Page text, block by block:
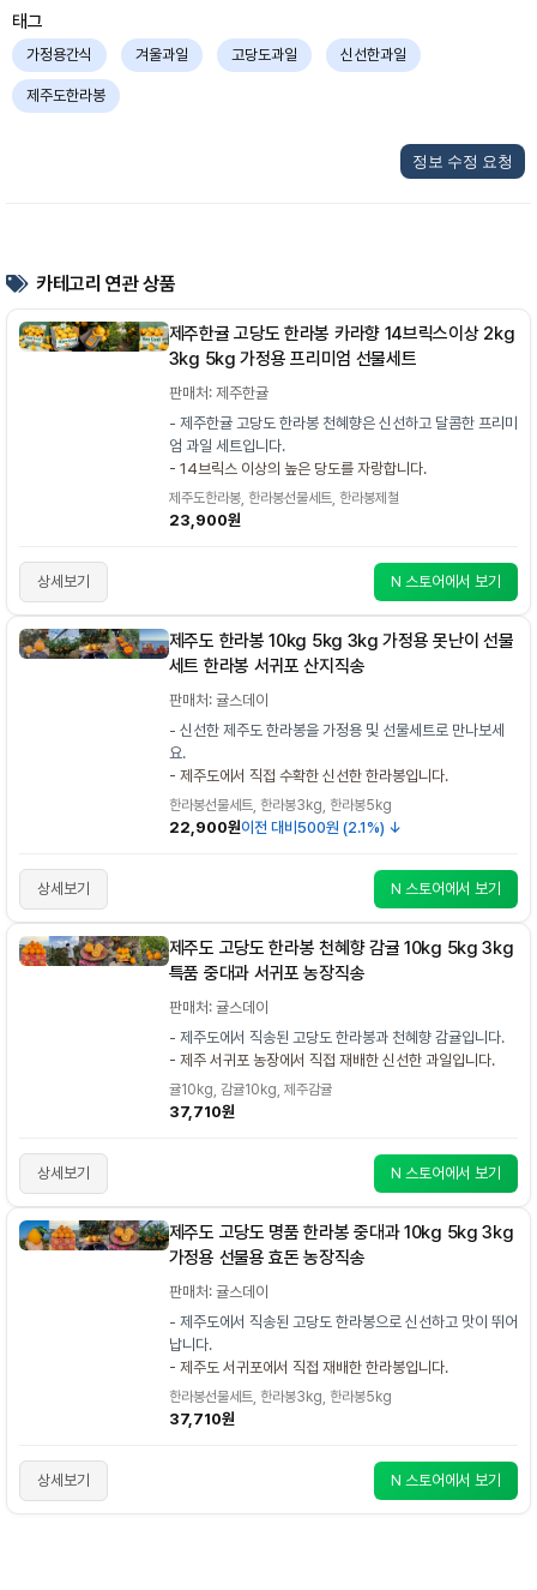
태그
가정용간식 겨울과일 고당도과일 신선한과일
제주도한라봉
정보 수정 요청
카테고리 연관 상품
제주한귤 고당도 한라봉 카라향 14브릭스이상 2kg
3kg 5kg 가정용 프리미엄 선물세트
판매처: 제주한귤
- 제주한귤 고당도 한라봉 천혜향은 신선하고 달콤한 프리미
엄 과일 세트입니다.
- 14브릭스 이상의 높은 당도를 자랑합니다.
제주도한라봉, 한라봉선물세트, 한라봉제철
23,900원
상세보기 N 스토어에서 보기
제주도 한라봉 10kg 5kg 3kg 가정용 못난이 선물
세트 한라봉 서귀포 산지직송
판매처: 귤스데이
- 신선한 제주도 한라봉을 가정용 및 선물세트로 만나보세
요.
- 제주도에서 직접 수확한 신선한 한라봉입니다.
한라봉선물세트, 한라봉3kg, 한라봉5kg
22,900원이전 대비 500원 (2.1%) ↓
상세보기 N 스토어에서 보기
제주도 고당도 한라봉 천혜향 감귤 10kg 5kg 3kg
특품 중대과 서귀포 농장직송
판매처: 귤스데이
- 제주도에서 직송된 고당도 한라봉과 천혜향 감귤입니다.
- 제주 서귀포 농장에서 직접 재배한 신선한 과일입니다.
귤10kg, 감귤10kg, 제주감귤
37,710원
상세보기 N 스토어에서 보기
제주도 고당도 명품 한라봉 중대과 10kg 5kg 3kg
가정용 선물용 효돈 농장직송
판매처: 귤스데이
- 제주도에서 직송된 고당도 한라봉으로 신선하고 맛이 뛰어
납니다.
- 제주도 서귀포에서 직접 재배한 한라봉입니다.
한라봉선물세트, 한라봉3kg, 한라봉5kg
37,710원
상세보기 N 스토어에서 보기